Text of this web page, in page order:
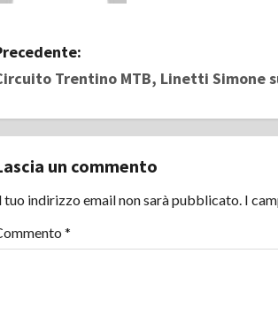
Trentino MTB, Linetti Simone
un commento
tuo indirizzo email non sarà pubblicato. I
*